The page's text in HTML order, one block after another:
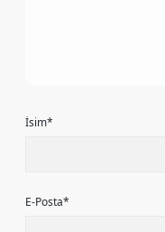
İsim*
E-Posta*